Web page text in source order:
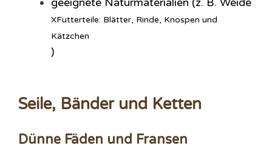
XFutterteile: Blätter, Rinde, Knospen und
Kätzchen
)
Seile, Bänder und Ketten
Dünne Fäden und Fransen